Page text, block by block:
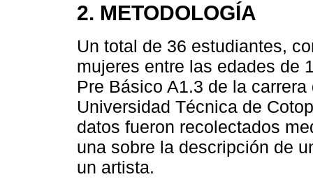
2. METODOLOGÍA
Un total de 36 estudiantes,
mujeres entre las edades de
Pre Básico A1.3 de la
Universidad Técnica de
datos fueron recolectados
una sobre la descripción de
un artista.